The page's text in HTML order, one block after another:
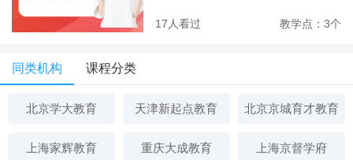
17人看过 教学点：3个
同类机构 课程分类
北京学大教育 天津新起点教育 北京京城育才教育
上海家辉教育 重庆大成教育 上海京督学府